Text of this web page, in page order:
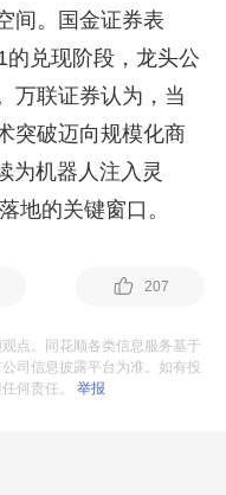
间。国金证券表
兑现阶段，龙头公
万联证券认为，当
突破迈向规模化商
为机器人注入灵
地的关键窗口。
207
点。同花顺各类信息服务基于
司信息披露平台为准。如有投
任何责任。举报